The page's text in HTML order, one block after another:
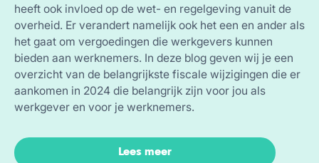
heeft ook invloed op de wet- en regelgeving vanuit de
overheid. Er verandert namelijk ook het een en ander als
het gaat om vergoedingen die werkgevers kunnen
bieden aan werknemers. In deze blog geven wij je een
overzicht van de belangrijkste fiscale wijzigingen die er
aankomen in 2024 die belangrijk zijn voor jou als
werkgever en voor je werknemers.
Lees meer